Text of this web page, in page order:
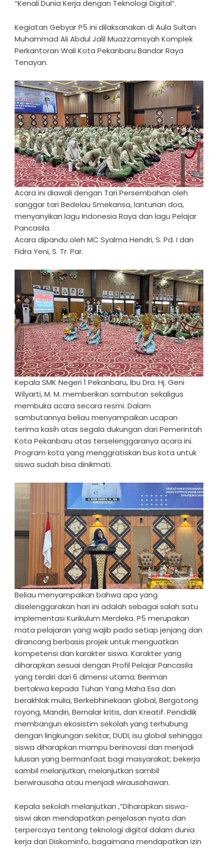
“Kenali Dunia Kerja dengan Teknologi Digital”.
Kegiatan Gebyar P5 ini dilaksanakan di Aula Sultan
Muhammad Ali Abdul Jalil Muazzamsyah Komplek
Perkantoran Wali Kota Pekanbaru Bandar Raya
Tenayan.
Acara ini diawali dengan Tari Persembahan oleh
sanggar tari Bedelau Smekansa, lantunan doa,
menyanyikan lagu Indonesia Raya dan lagu Pelajar
Pancasila.
Acara dipandu oleh MC Syalma Hendri, S. Pd. I dan
Fidra Yeni, S. Tr. Par.
Kepala SMK Negeri 1 Pekanbaru, Ibu Dra. Hj. Geni
Wilyarti, M. M. memberikan sambutan sekaligus
membuka acara secara resmi. Dalam
sambutannya beliau menyampaikan ucapan
terima kasih atas segala dukungan dari Pemerintah
Kota Pekanbaru atas terselenggaranya acara ini.
Program kota yang menggratiskan bus kota untuk
siswa sudah bisa dinikmati.
Beliau menyampaikan bahwa apa yang
diselenggarakan hari ini adalah sebagai salah satu
implementasi Kurikulum Merdeka. P5 merupakan
mata pelajaran yang wajib pada setiap jenjang dan
dirancang berbasis projek untuk menguatkan
kompetensi dan karakter siswa. Karakter yang
diharapkan sesuai dengan Profil Pelajar Pancasila
yang terdiri dari 6 dimensi utama; Beriman
bertakwa kepada Tuhan Yang Maha Esa dan
berakhlak mulia, Berkebhinekaan global, Bergotong
royong, Mandiri, Bernalar kritis, dan Kreatif. Pendidik
membangun ekosistim sekolah yang terhubung
dengan lingkungan sekitar, DUDI, isu global sehingga
siswa diharapkan mampu berinovasi dan menjadi
lulusan yang bermanfaat bagi masyarakat; bekerja
sambil melanjutkan, melanjutkan sambil
berwirausaha atau menjadi wirausahawan.
Kepala sekolah melanjutkan ,”Diharapkan siswa-
siswi akan mendapatkan penjelasan nyata dan
terpercaya tentang teknologi digital dalam dunia
kerja dari Diskominfo, bagaimana mendapatkan izin